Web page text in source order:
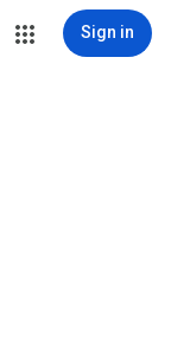
Sign in